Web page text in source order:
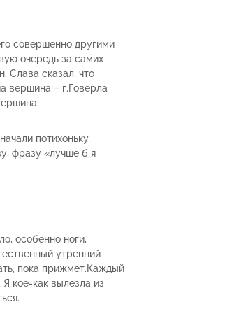
совершенно другими
очередь за самих
Слава сказал, что
вершина – г.Говерла
потихоньку
фразу «лучше б я
особенно ноги,
утренний
пока прижмет.Каждый
кое-как вылезла из